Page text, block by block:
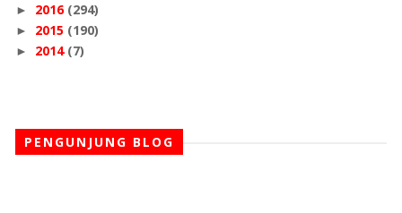
► 2016 (294)
► 2015 (190)
► 2014 (7)
PENGUNJUNG BLOG